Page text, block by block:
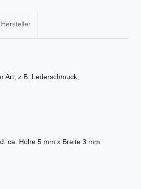
Hersteller
Art, z.B. Lederschmuck,
ca. Höhe 5 mm x Breite 3 mm